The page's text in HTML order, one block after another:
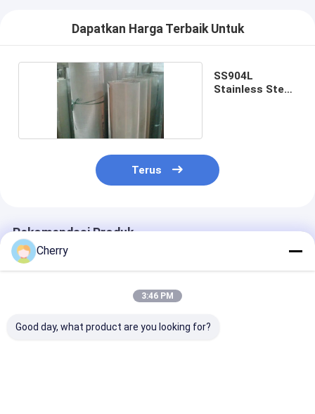
Dapatkan Harga Terbaik Untuk
SS904L
Stainless Steel
Terus
Rekomendasi Produk
Cherry
3:46 PM
Good day, what product are you looking for?